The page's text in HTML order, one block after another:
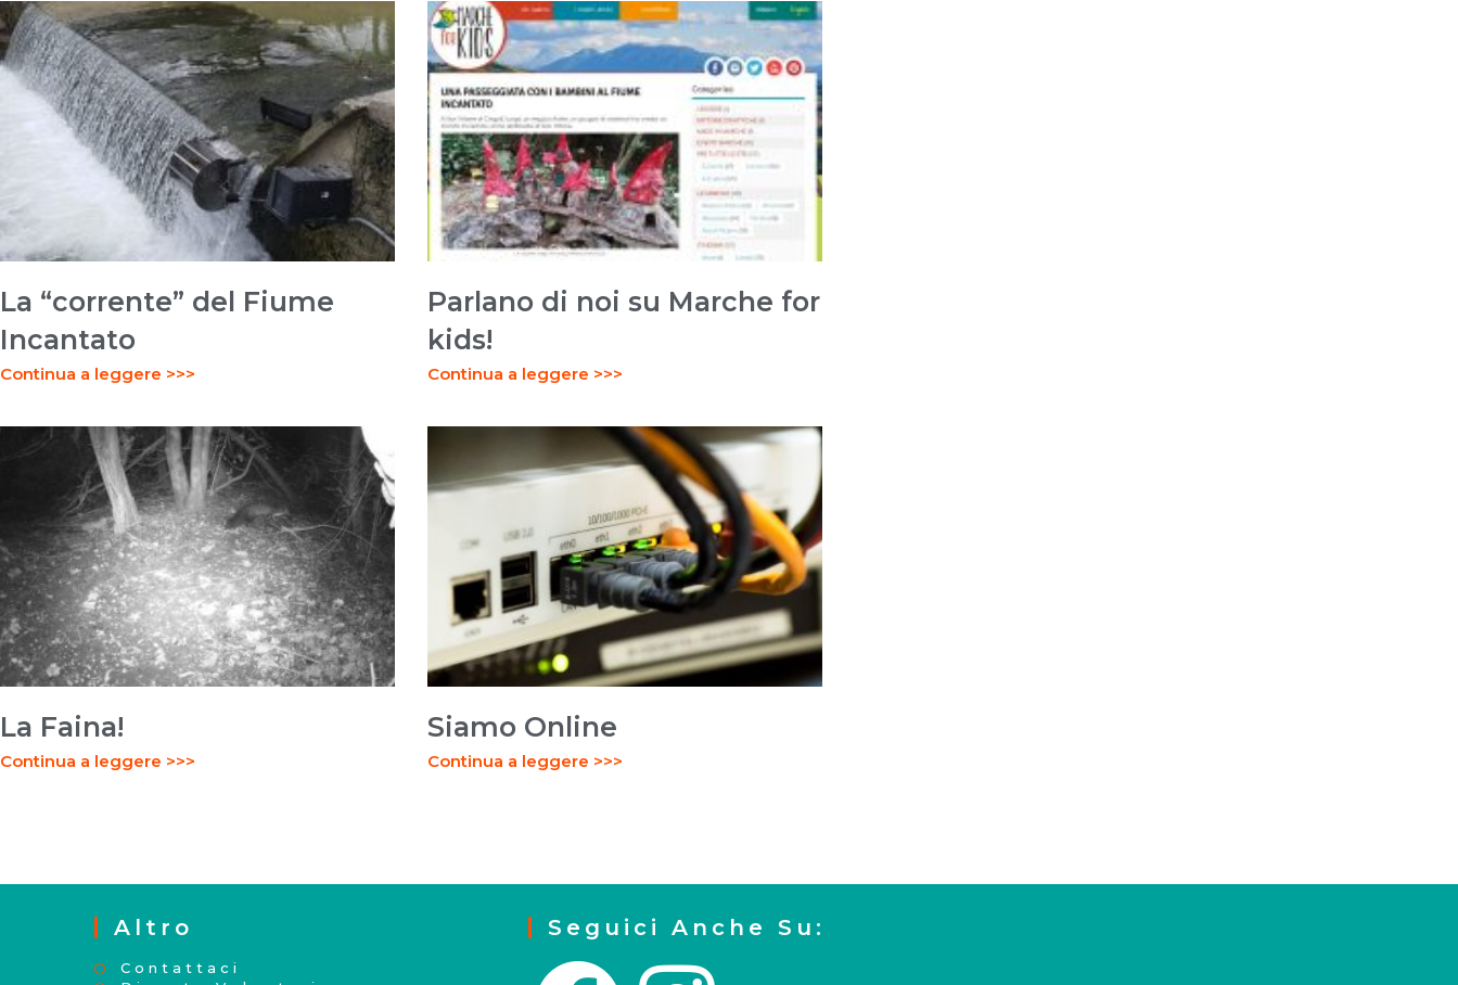
La “corrente” del Fiume
Incantato
Continua a leggere >>>
Parlano di noi su Marche for
kids!
Continua a leggere >>>
La Faina!
Continua a leggere >>>
Siamo Online
Continua a leggere >>>
Altro
Contattaci
Seguici Anche Su: